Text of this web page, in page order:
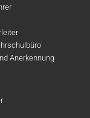
Anerkennung